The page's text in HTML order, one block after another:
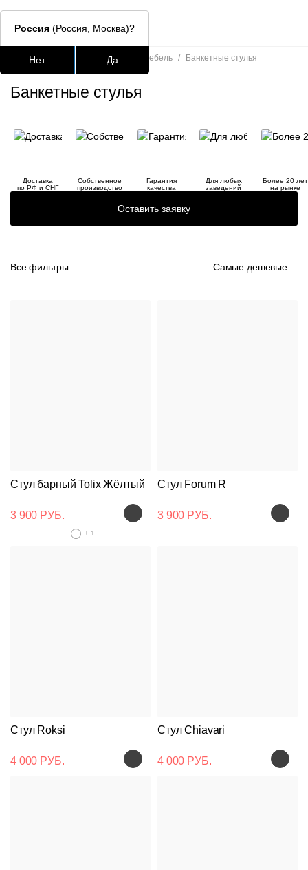
Столешницы
шафран
Главная Банкетная мебель / Банкетные стулья
Банкетные стулья
Доставка
по РФ и СНГ
Собственное
производство
Гарантия
качества
Для любых
заведений
Более 20 лет
на рынке
Оставить заявку
Все фильтры Самые дешевые
Стул барный Tolix Жёлтый
3 900 РУБ.
+ 1
Стул Forum R
3 900 РУБ.
Стул Roksi
4 000 РУБ.
Cтул Chiavari
4 000 РУБ.
Россия (Россия, Москва)?
Нет Да